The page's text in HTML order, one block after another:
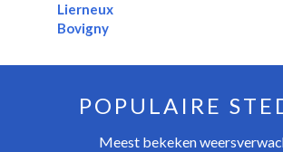
Lierneux
Bovigny
POPULAIRE
Meest bekeken